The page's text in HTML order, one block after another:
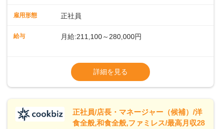
や歩行数が約40%も削減されました！また、配膳ロボットに
なDX（デジタルトランスフォーメーション）の取り組みを進
います。私たちは、多様な働き方を提供し、ライフステージ
に合わせた柔軟な勤務時間や働きやすい環境を整えていま
います。
雇用形態 正社員
給与 月給:211,100～280,000円
※残業代全額支給
※経験に応じて応相談①ナショナル社員：月
給245,800円～②エリア社員 ：月給
詳細を見る
正社員/店長・マネージャー（候補）/洋
食全般,和食全般,ファミレス/最高月収28